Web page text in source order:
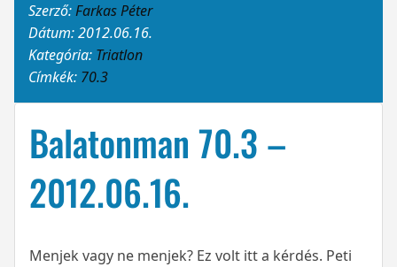
Szerző:Farkas Péter
Dátum: 2012.06.16.
Kategória: Triatlon
Címkék: 70.3
Balatonman 70.3 –
2012.06.16.
Menjek vagy ne menjek? Ez volt itt a kérdés. Peti